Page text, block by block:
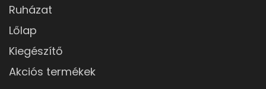
Ruházat
Lőlap
Kiegészítő
Akciós termékek